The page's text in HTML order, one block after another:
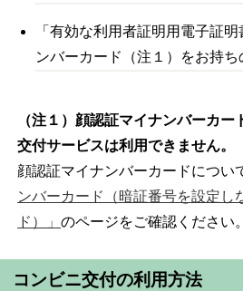
「有効な利用者証明用電子証
ンバーカード（注１）をお持ち
（注１）顔認証マイナンバーカ
交付サービスは利用できません。
顔認証マイナンバーカードについ
ンバーカード（暗証番号を設定し
ド）」のページをご確認ください。
コンビニ交付の利用方法